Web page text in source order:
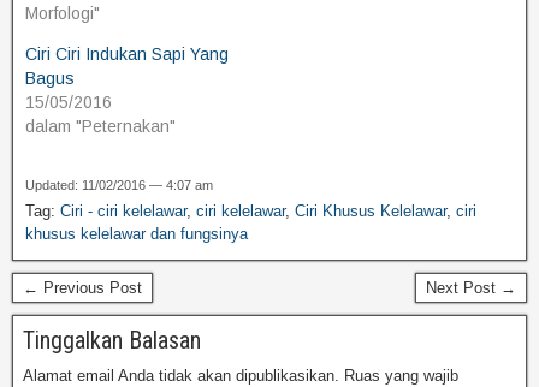
Morfologi"
Ciri Ciri Indukan Sapi Yang
Bagus
15/05/2016
dalam "Peternakan"
Updated: 11/02/2016 — 4:07 am
Tag: Ciri - ciri kelelawar, ciri kelelawar, Ciri Khusus Kelelawar, ciri
khusus kelelawar dan fungsinya
← Previous Post Next Post →
Tinggalkan Balasan
Alamat email Anda tidak akan dipublikasikan. Ruas yang wajib